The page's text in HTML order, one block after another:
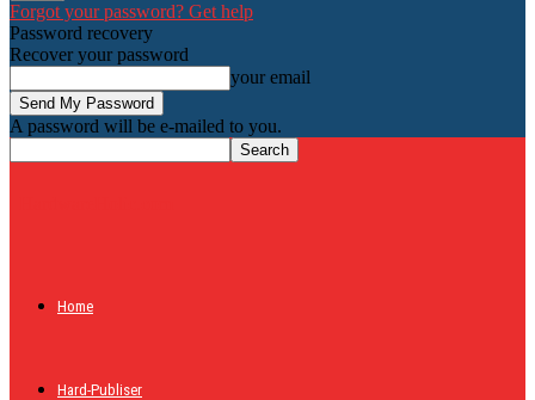
Forgot your password? Get help
Password recovery
Recover your password
your email
A password will be e-mailed to you.
Home
Hard-Publiser